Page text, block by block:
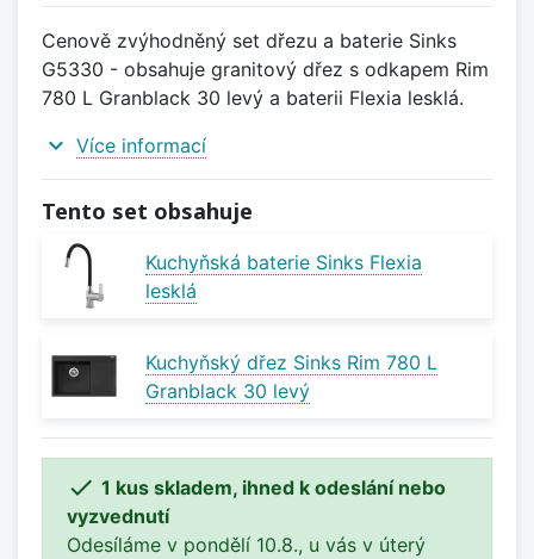
Cenově zvýhodněný set dřezu a baterie Sinks
G5330 - obsahuje granitový dřez s odkapem Rim
780 L Granblack 30 levý a baterii Flexia lesklá.
expand_more Více informací
Tento set obsahuje
Kuchyňská baterie Sinks Flexia
lesklá
Kuchyňský dřez Sinks Rim 780 L
Granblack 30 levý
 1 kus skladem, ihned k odeslání nebo
vyzvednutí
Odesíláme v pondělí 10.8., u vás v úterý